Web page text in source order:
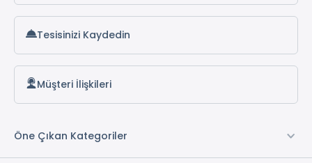
Tesisinizi Kaydedin
Müşteri İlişkileri
Öne Çıkan Kategoriler